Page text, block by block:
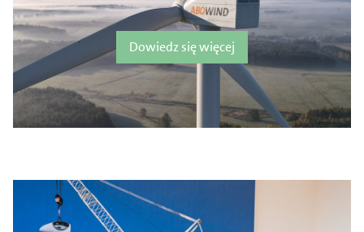
Dowiedz się więcej